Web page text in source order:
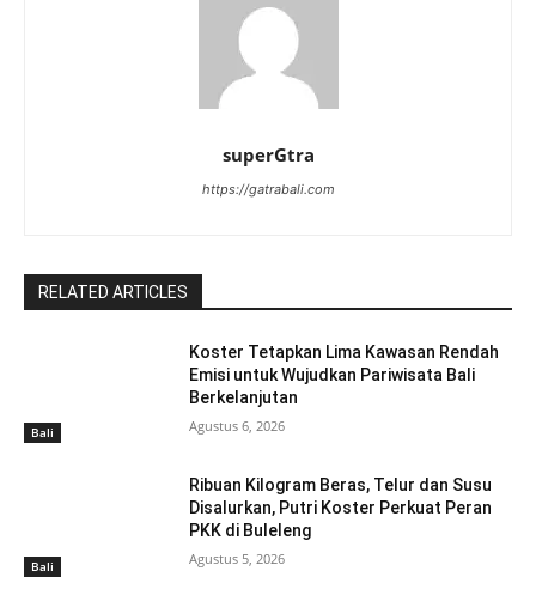
superGtra
https://gatrabali.com
RELATED ARTICLES
Bali
Koster Tetapkan Lima Kawasan Rendah
Emisi untuk Wujudkan Pariwisata Bali
Berkelanjutan
Agustus 6, 2026
Bali
Ribuan Kilogram Beras, Telur dan Susu
Disalurkan, Putri Koster Perkuat Peran
PKK di Buleleng
Agustus 5, 2026